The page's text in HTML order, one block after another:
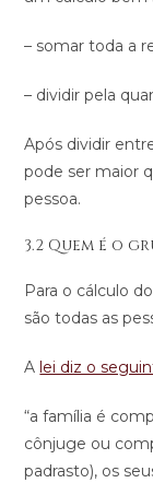
– somar toda a
– dividir pela
Após dividir
pode ser maior
pessoa.
3.2 Quem é o
Para o cálculo
são todas as
A lei diz o
“a família é
cônjuge ou
padrasto), os